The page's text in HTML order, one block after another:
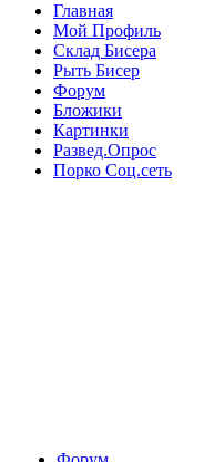
Главная
Мой Профиль
Склад Бисера
Рыть Бисер
Форум
Бложики
Картинки
Развед.Опрос
Порко Соц.сеть